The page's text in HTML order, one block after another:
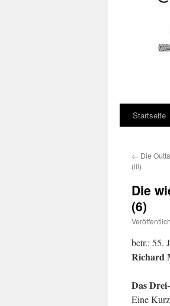
Startseite
← Die
(iii)
Die
(6)
betr.: 55.
Richard
Das
Eine